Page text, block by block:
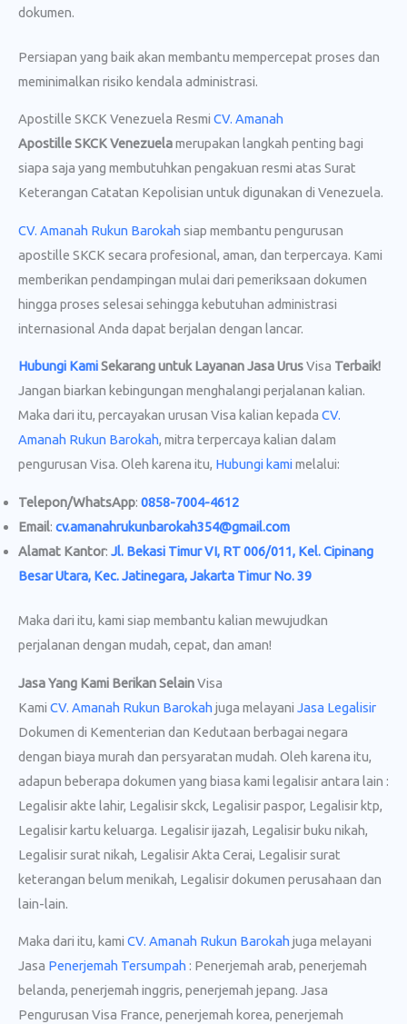
dokumen.
Persiapan yang baik akan membantu mempercepat proses dan
meminimalkan risiko kendala administrasi.
Apostille SKCK Venezuela Resmi CV. Amanah
Apostille SKCK Venezuelamerupakan langkah penting bagi
siapa saja yang membutuhkan pengakuan resmi atas Surat
Keterangan Catatan Kepolisian untuk digunakan di Venezuela.
CV. Amanah Rukun Barokah siap membantu pengurusan
apostille SKCK secara profesional, aman, dan terpercaya. Kami
memberikan pendampingan mulai dari pemeriksaan dokumen
hingga proses selesai sehingga kebutuhan administrasi
internasional Anda dapat berjalan dengan lancar.
Hubungi KamiSekarang untuk Layanan Jasa UrusVisa Terbaik!
Jangan biarkan kebingungan menghalangi perjalanan kalian.
Maka dari itu, percayakan urusan Visa kalian kepada CV.
Amanah Rukun Barokah, mitra terpercaya kalian dalam
pengurusan Visa. Oleh karena itu, Hubungi kamimelalui:
Telepon/WhatsApp: 0858-7004-4612
Email: cv.amanahrukunbarokah354@gmail.com
Alamat Kantor: Jl. Bekasi Timur VI, RT 006/011, Kel. Cipinang
Besar Utara, Kec. Jatinegara, Jakarta Timur No. 39
Maka dari itu, kami siap membantu kalian mewujudkan
perjalanan dengan mudah, cepat, dan aman!
Jasa Yang Kami Berikan SelainVisa
Kami CV. Amanah Rukun Barokah juga melayani Jasa Legalisir
Dokumen di Kementerian dan Kedutaan berbagai negara
dengan biaya murah dan persyaratan mudah. Oleh karena itu,
adapun beberapa dokumen yang biasa kami legalisir antara lain :
Legalisir akte lahir, Legalisir skck, Legalisir paspor, Legalisir ktp,
Legalisir kartu keluarga. Legalisir ijazah, Legalisir buku nikah,
Legalisir surat nikah, Legalisir Akta Cerai, Legalisir surat
keterangan belum menikah, Legalisir dokumen perusahaan dan
lain-lain.
Maka dari itu, kami CV. Amanah Rukun Barokah juga melayani
Jasa Penerjemah Tersumpah : Penerjemah arab, penerjemah
belanda, penerjemah inggris, penerjemah jepang. Jasa
Pengurusan Visa France, penerjemah korea, penerjemah